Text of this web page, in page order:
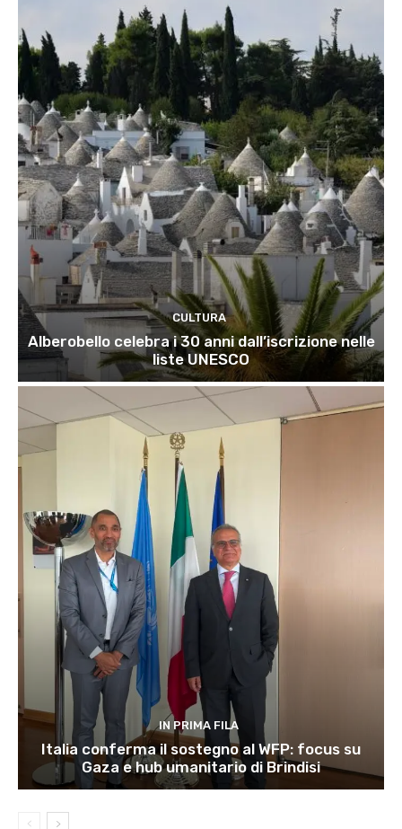
CULTURA
Alberobello celebra i 30 anni dall’iscrizione nelle
liste UNESCO
IN PRIMA FILA
Italia conferma il sostegno al WFP: focus su
Gaza e hub umanitario di Brindisi